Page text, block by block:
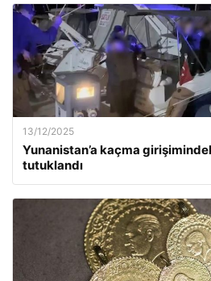
13/12/2025
Yunanistan’a kaçma
tutuklandı